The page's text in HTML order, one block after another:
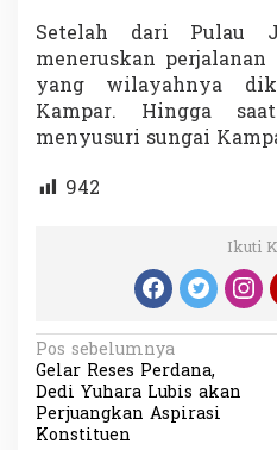
Setelah dari Pulau
meneruskan perjalanan
yang wilayahnya
Kampar. Hingga
menyusuri sungai
942
Ikuti
N
a
v
Pos sebelumnya
Gelar Reses Perdana,
Dedi Yuhara Lubis akan
Perjuangkan Aspirasi
Konstituen